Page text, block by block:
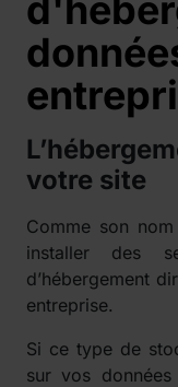
votre site
Comme son
installer des
d’hébergement
entreprise.
Si ce type de
sur vos